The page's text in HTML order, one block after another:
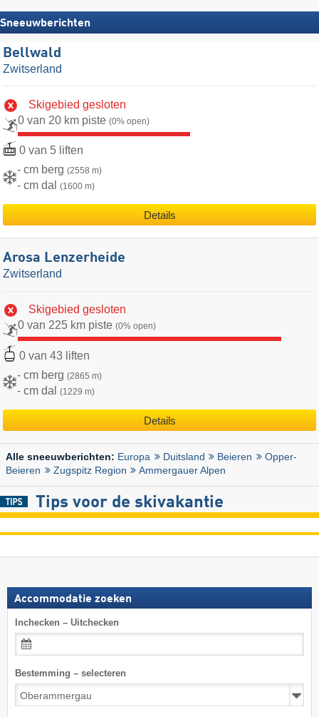
Sneeuwberichten
Bellwald
Zwitserland
Skigebied gesloten
0 van 20 km piste (0% open)
0 van 5 liften
- cm berg (2558 m)
- cm dal (1600 m)
Details
Arosa Lenzerheide
Zwitserland
Skigebied gesloten
0 van 225 km piste (0% open)
0 van 43 liften
- cm berg (2865 m)
- cm dal (1229 m)
Details
Alle sneeuwberichten: Europa Duitsland Beieren
Opper-
Beieren
Zugspitz Region Ammergauer Alpen
Tips voor de skivakantie
Accommodatie zoeken
Inchecken – Uitchecken
Bestemming – selecteren